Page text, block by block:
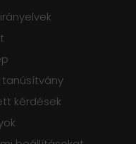
tanúsítvány
kérdések